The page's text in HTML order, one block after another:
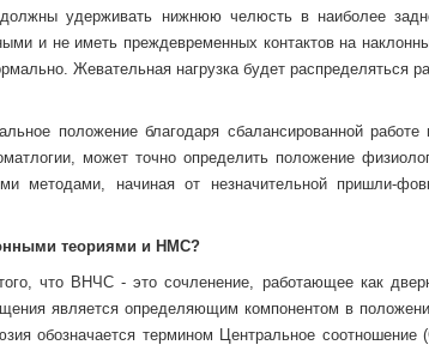
удерживать нижнюю челюсть в наиболее
и не иметь преждевременных контактов на
Жевательная нагрузка будет распределяться
положение благодаря сбалансированной работе
может точно определить положение
методами, начиная от незначительной пришли-
теориями и НМС?
того, что ВНЧС - это сочленение, работающее как
является определяющим компонентом в
обозначается термином Центральное